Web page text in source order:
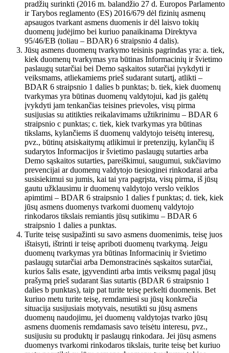
pradžių surinkti (2016 m. balandžio 27 d. Europos Parlamento
ir Tarybos reglamento (ES) 2016/679 dėl fizinių asmenų
apsaugos tvarkant asmens duomenis ir dėl laisvo tokių
duomenų judėjimo bei kuriuo panaikinama Direktyva
95/46/EB (toliau – BDAR) 6 straipsnio 4 dalis).
Jūsų asmens duomenų tvarkymo teisinis pagrindas yra: a. tiek,
kiek duomenų tvarkymas yra būtinas Informacinių ir švietimo
paslaugų sutarčiai bei Demo sąskaitos sutarčiai įvykdyti ir
veiksmams, atliekamiems prieš sudarant sutartį, atlikti –
BDAR 6 straipsnio 1 dalies b punktas; b. tiek, kiek duomenų
tvarkymas yra būtinas duomenų valdytojui, kad jis galėtų
įvykdyti jam tenkančias teisines prievoles, visų pirma
susijusias su atitikties reikalavimams užtikrinimu – BDAR 6
straipsnio c punktas; c. tiek, kiek tvarkymas yra būtinas
tikslams, kylančiems iš duomenų valdytojo teisėtų interesų,
pvz., būtinų atsiskaitymų atlikimui ir pretenzijų, kylančių iš
sudarytos Informacijos ir švietimo paslaugų sutarties arba
Demo sąskaitos sutarties, pareiškimui, saugumui, sukčiavimo
prevencijai ar duomenų valdytojo tiesioginei rinkodarai arba
susisiekimui su jumis, kai tai yra pagrįsta, visų pirma, iš jūsų
gautu užklausimu ir duomenų valdytojo verslo veiklos
apimtimi – BDAR 6 straipsnio 1 dalies f punktas; d. tiek, kiek
jūsų asmens duomenys tvarkomi duomenų valdytojo
rinkodaros tikslais remiantis jūsų sutikimu – BDAR 6
straipsnio 1 dalies a punktas.
Turite teisę susipažinti su savo asmens duomenimis, teisę juos
ištaisyti, ištrinti ir teisę apriboti duomenų tvarkymą. Jeigu
duomenų tvarkymas yra būtinas Informacinių ir švietimo
paslaugų sutarčiai arba Demonstracinės sąskaitos sutarčiai,
kurios šalis esate, įgyvendinti arba imtis veiksmų pagal jūsų
prašymą prieš sudarant šias sutartis (BDAR 6 straipsnio 1
dalies b punktas), taip pat turite teisę perkelti duomenis. Bet
kuriuo metu turite teisę, remdamiesi su jūsų konkrečia
situacija susijusiais motyvais, nesutikti su jūsų asmens
duomenų naudojimu, jei duomenų valdytojas tvarko jūsų
asmens duomenis remdamasis savo teisėtu interesu, pvz.,
susijusiu su produktų ir paslaugų rinkodara. Jei jūsų asmens
duomenys tvarkomi rinkodaros tikslais, turite teisę bet kuriuo